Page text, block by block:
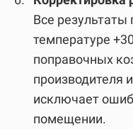
Все результаты
температуре
поправочных
производителя
исключает
помещении.